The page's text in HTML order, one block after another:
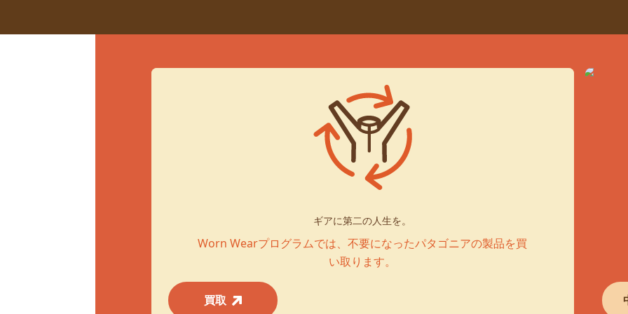
ギアに第二の人生を。
Worn Wearプログラムでは、不要になったパタゴニアの製品を買
い取ります。
買取